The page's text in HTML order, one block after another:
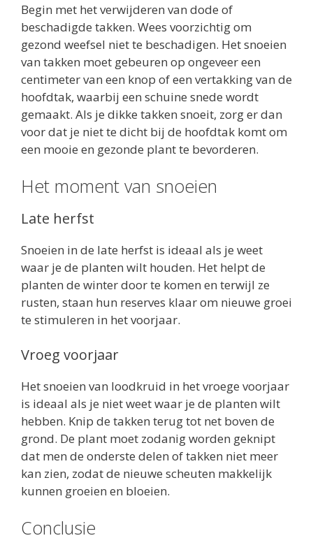
Begin met het verwijderen van dode of
beschadigde takken. Wees voorzichtig om
gezond weefsel niet te beschadigen. Het snoeien
van takken moet gebeuren op ongeveer een
centimeter van een knop of een vertakking van de
hoofdtak, waarbij een schuine snede wordt
gemaakt. Als je dikke takken snoeit, zorg er dan
voor dat je niet te dicht bij de hoofdtak komt om
een ​​mooie en gezonde plant te bevorderen.
Het moment van snoeien
Late herfst
Snoeien in de late herfst is ideaal als je weet
waar je de planten wilt houden. Het helpt de
planten de winter door te komen en terwijl ze
rusten, staan hun reserves klaar om nieuwe groei
te stimuleren in het voorjaar.
Vroeg voorjaar
Het snoeien van loodkruid in het vroege voorjaar
is ideaal als je niet weet waar je de planten wilt
hebben. Knip de takken terug tot net boven de
grond. De plant moet zodanig worden geknipt
dat men de onderste delen of takken niet meer
kan zien, zodat de nieuwe scheuten makkelijk
kunnen groeien en bloeien.
Conclusie